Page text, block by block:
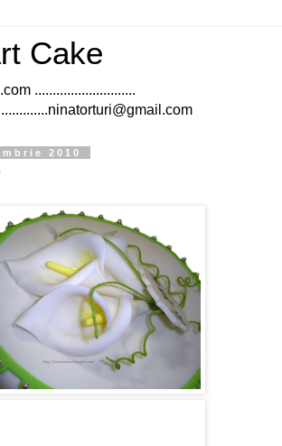
Cake
............................
2010